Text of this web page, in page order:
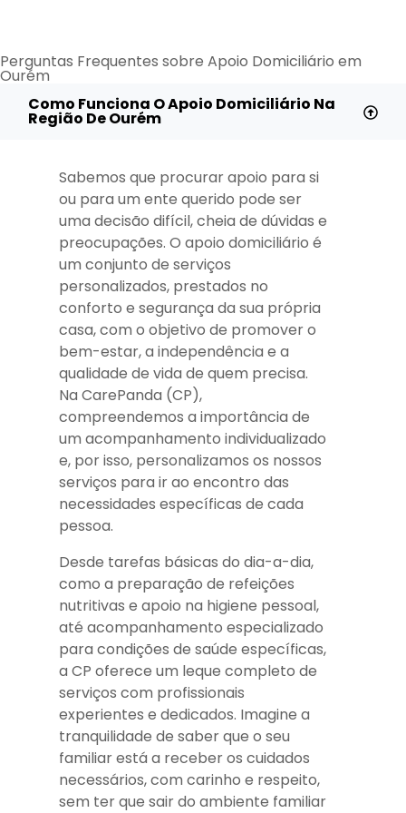
Perguntas Frequentes sobre Apoio Domiciliário em
Ourém
Como Funciona O Apoio Domiciliário Na
Região De Ourém
Sabemos que procurar apoio para si
ou para um ente querido pode ser
uma decisão difícil, cheia de dúvidas e
preocupações. O apoio domiciliário é
um conjunto de serviços
personalizados, prestados no
conforto e segurança da sua própria
casa, com o objetivo de promover o
bem-estar, a independência e a
qualidade de vida de quem precisa.
Na CarePanda (CP),
compreendemos a importância de
um acompanhamento individualizado
e, por isso, personalizamos os nossos
serviços para ir ao encontro das
necessidades específicas de cada
pessoa.
Desde tarefas básicas do dia-a-dia,
como a preparação de refeições
nutritivas e apoio na higiene pessoal,
até acompanhamento especializado
para condições de saúde específicas,
a CP oferece um leque completo de
serviços com profissionais
experientes e dedicados. Imagine a
tranquilidade de saber que o seu
familiar está a receber os cuidados
necessários, com carinho e respeito,
sem ter que sair do ambiente familiar